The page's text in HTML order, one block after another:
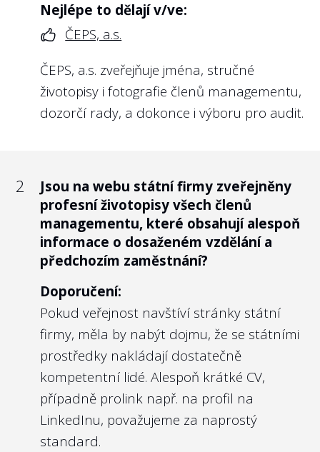
každé státní firmy předpokládá i vláda, což
vychází např. z
12. 2018 č. 835
odměňování vedoucích zaměstnanců a
členů orgánů ovládaných obchodních
společností s majetkovou účastí státu
ministerstvem. Na základě čl. 3 odst. 2
těchto zásad pak pro účely nastavení
politiky odměňování mají jednotlivá
ministerstva nastavit taková kritéria a cíle
managementu, které „by měly přispívat k
dlouhodobé udržitelnosti dotčeného
subjektu a k plnění strategických cílů.
Zároveň by měly být kombinací
ekonomických a odborných kritérií.“
Nejlépe to dělají v/ve:
Vojenských lesích a statcích ČR, s.p.
Nejlépe to dělají v/ve:
ČEPS, a.s.
ČEPS, a.s. zveřejňuje jména, stručné
životopisy i fotografie členů managementu,
dozorčí rady, a dokonce i výboru pro audit.
2
Jsou na webu státní firmy zveřejněny
profesní životopisy všech členů
managementu, které obsahují alespoň
informace o dosaženém vzdělání a
předchozím zaměstnání?
Doporučení:
Pokud veřejnost navštíví stránky státní
firmy, měla by nabýt dojmu, že se státními
prostředky nakládají dostatečně
kompetentní lidé. Alespoň krátké CV,
případně prolink např. na profil na
LinkedInu, považujeme za naprostý
standard.